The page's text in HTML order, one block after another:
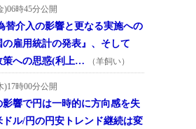
)06時45分公開
替介入の影響と更なる実施への
雇用統計の発表』、そして
策への思惑(利上…
（羊飼い）
)17時00分公開
影響で円は一時的に方向感を失
ドル/円の円安トレンド継続は変